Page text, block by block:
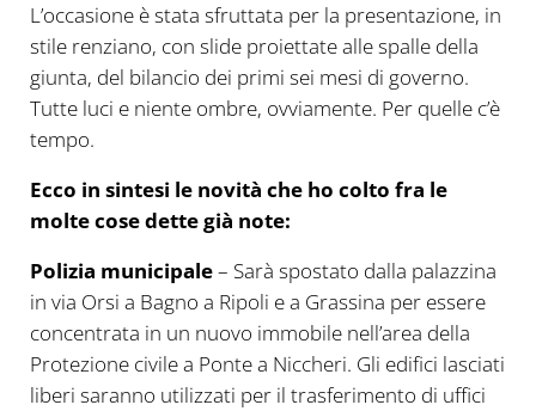
L’occasione è stata sfruttata per la presentazione, in
stile renziano, con slide proiettate alle spalle della
giunta, del bilancio dei primi sei mesi di governo.
Tutte luci e niente ombre, ovviamente. Per quelle c’è
tempo.
Ecco in sintesi le novità che ho colto fra le
molte cose dette già note:
Polizia municipale– Sarà spostato dalla palazzina
in via Orsi a Bagno a Ripoli e a Grassina per essere
concentrata in un nuovo immobile nell’area della
Protezione civile a Ponte a Niccheri. Gli edifici lasciati
liberi saranno utilizzati per il trasferimento di uffici